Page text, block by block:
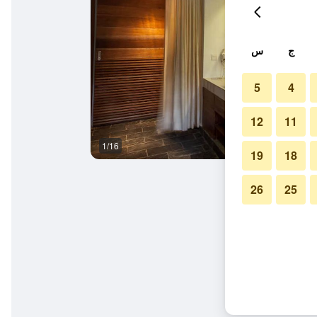
1/16
ج س
4
5
11
12
18
19
25
26